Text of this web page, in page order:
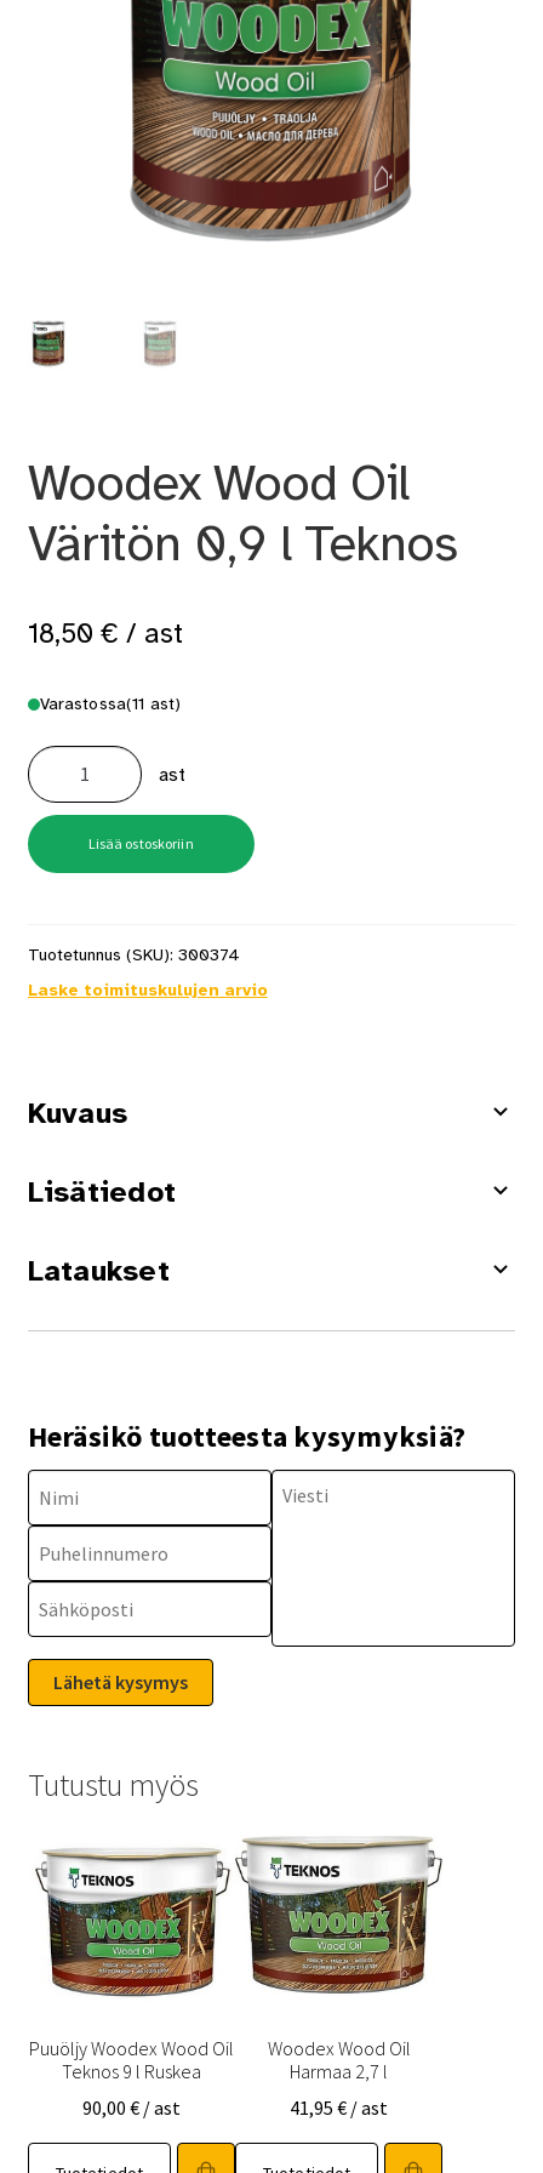
Woodex Wood Oil
Väritön 0,9 l Teknos
18,50 € / ast
Varastossa(11 ast)
Woodex
Wood
Oil
Väritön
0,9
l
Teknos
määrä
ast
Lisää ostoskoriin
Tuotetunnus (SKU): 300374
Laske toimituskulujen arvio
Kuvaus
Lisätiedot
Lataukset
Heräsikö tuotteesta kysymyksiä?
Tutustu myös
Puuöljy Woodex Wood Oil
Teknos 9 l Ruskea
90,00 € / ast
Woodex Wood Oil
Harmaa 2,7 l
41,95€ / ast